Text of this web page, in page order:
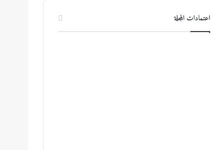
اعتمادات المجلة